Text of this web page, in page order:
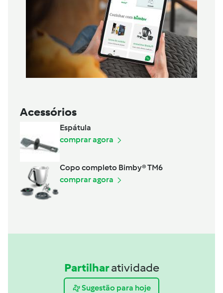
Acessórios
Espátula
comprar agora
Copo completo Bimby® TM6
comprar agora
Partilharatividade
Sugestão para hoje